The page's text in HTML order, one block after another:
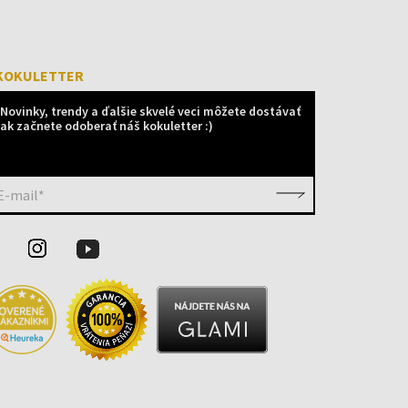
Novinky, trendy a ďalšie skvelé veci môžete dostávať
ak začnete odoberať náš kokuletter :)
mail*